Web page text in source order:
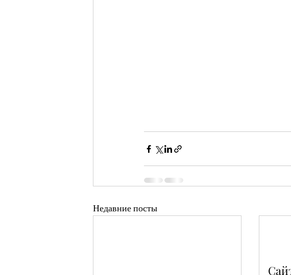
Недавние посты